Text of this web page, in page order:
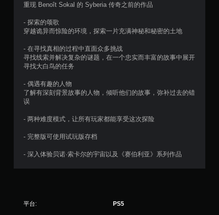
个
价
重现 Benoît Sokal 的 Syberia 传奇之前的作品
- 探索的颂歌
穿越诡异而惊险的环境，探索一片充满神秘和秘密的土地
- 在寻找真相的过程中直面众多挑战
寻找线索并解决复杂的谜题，在一个忠实而丰富的故事中展开
寻找大白鸟的任务
- 偶遇有趣的人物
了解有深刻背景故事的人物，倾听他们的故事，弥补过去的错
误
- 两种难度模式，让所有玩家都能享受这次探险
- 完整版可使用试玩版存档
- 深入体验贝诺·索卡尔的宇宙以及《赛伯利亚》系列作品
平台: PS5